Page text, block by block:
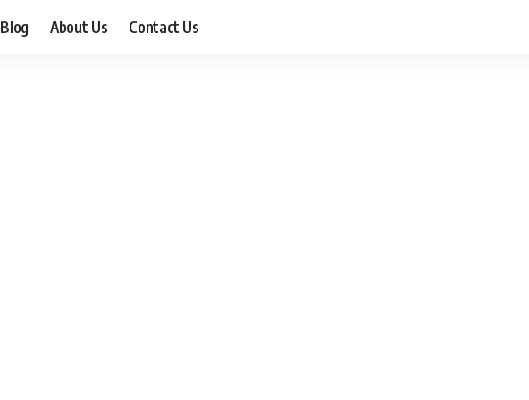
Blog About Us Contact Us